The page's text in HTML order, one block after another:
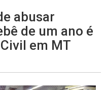
abusar
de um ano é
em MT